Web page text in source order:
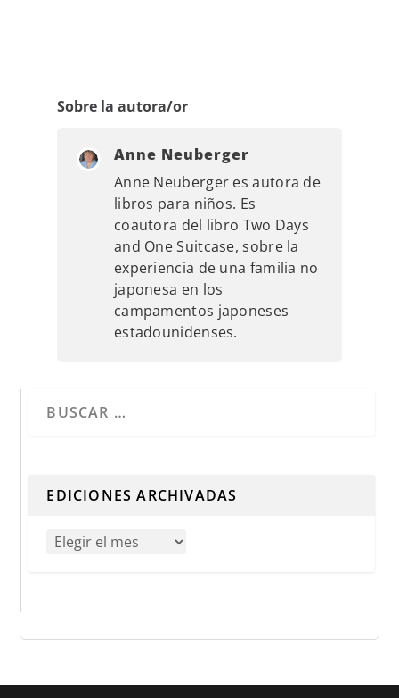
Sobre la autora/or
Anne Neuberger
Anne Neuberger es autora de
libros para niños. Es
coautora del libro Two Days
and One Suitcase, sobre la
experiencia de una familia no
japonesa en los
campamentos japoneses
estadounidenses.
EDICIONES ARCHIVADAS